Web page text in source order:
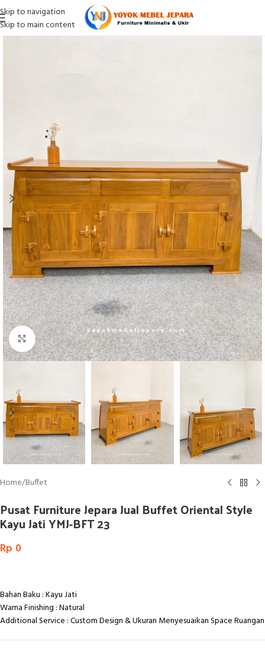
Skip to navigation
Skip to main content
Click to enlarge
Home/Buffet
Pusat Furniture Jepara Jual Buffet Oriental Style
Kayu Jati YMJ-BFT 23
Rp 0
Bahan Baku : Kayu Jati
Warna Finishing : Natural
Additional Service : Custom Design & Ukuran Menyesuaikan Space Ruangan